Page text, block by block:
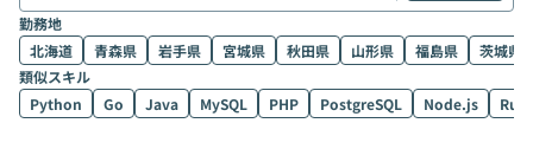
勤務地
北海道
青森県 岩手県 宮城県 秋田県 山形県 福島県
茨城県
類似スキル
Python
Go Java MySQL PHP PostgreSQL Node.js